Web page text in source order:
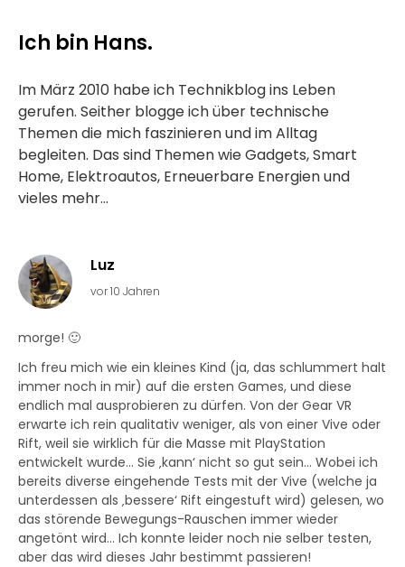
Ich bin Hans.
Im März 2010 habe ich Technikblog ins Leben
gerufen. Seither blogge ich über technische
Themen die mich faszinieren und im Alltag
begleiten. Das sind Themen wie Gadgets, Smart
Home, Elektroautos, Erneuerbare Energien und
vieles mehr...
Luz
vor 10 Jahren
morge! 🙂
Ich freu mich wie ein kleines Kind (ja, das schlummert halt
immer noch in mir) auf die ersten Games, und diese
endlich mal ausprobieren zu dürfen. Von der Gear VR
erwarte ich rein qualitativ weniger, als von einer Vive oder
Rift, weil sie wirklich für die Masse mit PlayStation
entwickelt wurde… Sie ‚kann‘ nicht so gut sein… Wobei ich
bereits diverse eingehende Tests mit der Vive (welche ja
unterdessen als ‚bessere‘ Rift eingestuft wird) gelesen, wo
das störende Bewegungs-Rauschen immer wieder
angetönt wird… Ich konnte leider noch nie selber testen,
aber das wird dieses Jahr bestimmt passieren!